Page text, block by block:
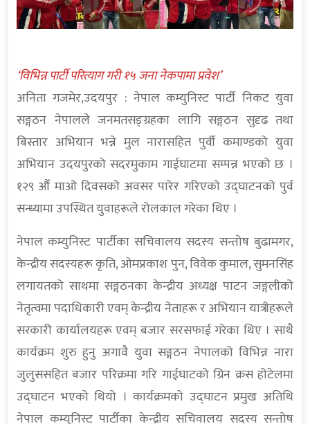
‘विभिन्न पार्टी परित्याग गरी १५ जना नेकपामा प्रवेश’
अनिता गजमेर,उदयपुर : नेपाल कम्युनिस्ट पार्टी निकट युवा
सङ्गठन नेपालले जनमतसङ्ग्रहका लागि सङ्गठन सुदृढ तथा
बिस्तार अभियान भन्ने मुल नारासहित पुर्वी कमाण्डको युवा
अभियान उदयपुरको सदरमुकाम गाईघाटमा सम्पन्न भएको छ ।
१२९ औँ माओ दिवसको अवसर पारेर गरिएको उद्घाटनको पुर्व
सन्ध्यामा उपस्थित युवाहरूले रोलकाल गरेका थिए ।
नेपाल कम्युनिस्ट पार्टीका सचिवालय सदस्य सन्तोष बुढामगर,
केन्द्रीय सदस्यहरू कृति, ओमप्रकाश पुन, विवेक कुमाल, सुमनसिंह
लगायतको साथमा सङ्गठनका केन्द्रीय अध्यक्ष पाटन जङ्गलीको
नेतृत्वमा पदाधिकारी एवम् केन्द्रीय नेताहरू र अभियान यात्रीहरूले
सरकारी कार्यालयहरू एवम् बजार सरसफाई गरेका थिए । साथै
कार्यक्रम शुरु हुनु अगावै युवा सङ्गठन नेपालको विभिन्न नारा
जुलुससहित बजार परिक्रमा गरि गाईघाटको ग्रिन क्रस होटेलमा
उद्घाटन भएको थियो । कार्यक्रमको उद्घाटन प्रमुख अतिथि
नेपाल कम्युनिस्ट पार्टीका केन्द्रीय सचिवालय सदस्य सन्तोष